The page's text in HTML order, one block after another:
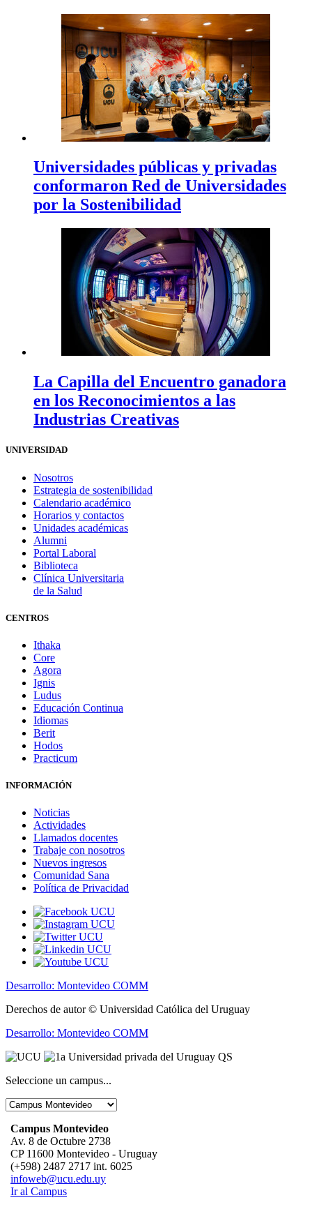
Universidades públicas y privadas
conformaron Red de Universidades
por la Sostenibilidad
La Capilla del Encuentro ganadora
en los Reconocimientos a las
Industrias Creativas
UNIVERSIDAD
Nosotros
Estrategia de sostenibilidad
Calendario académico
Horarios y contactos
Unidades académicas
Alumni
Portal Laboral
Biblioteca
Clínica Universitaria
de la Salud
CENTROS
Ithaka
Core
Agora
Ignis
Ludus
Educación Continua
Idiomas
Berit
Hodos
Practicum
INFORMACIÓN
Noticias
Actividades
Llamados docentes
Trabaje con nosotros
Nuevos ingresos
Comunidad Sana
Política de Privacidad
Desarrollo: Montevideo COMM
Derechos de autor © Universidad Católica del Uruguay
Desarrollo: Montevideo COMM
Seleccione un campus...
Campus Montevideo
Av. 8 de Octubre 2738
CP 11600 Montevideo - Uruguay
(+598) 2487 2717 int. 6025
infoweb@ucu.edu.uy
Ir al Campus